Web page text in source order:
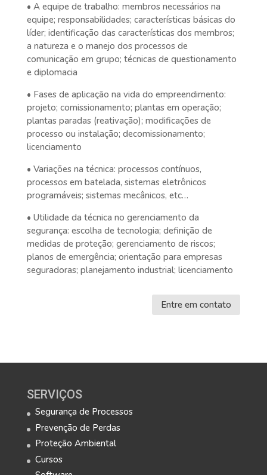
• A equipe de trabalho: membros necessários na
equipe; responsabilidades; características básicas do
líder; identificação das características dos membros;
a natureza e o manejo dos processos de
comunicação em grupo; técnicas de questionamento
e diplomacia
• Fases de aplicação na vida do empreendimento:
projeto; comissionamento; plantas em operação;
plantas paradas (reativação); modificações de
processo ou instalação; decomissionamento;
licenciamento
• Variações na técnica: processos contínuos,
processos em batelada, sistemas eletrônicos
programáveis; sistemas mecânicos, etc…
• Utilidade da técnica no gerenciamento da
segurança: escolha de tecnologia; definição de
medidas de proteção; gerenciamento de riscos;
planos de emergência; orientação para empresas
seguradoras; planejamento industrial; licenciamento
Entre em contato
SERVIÇOS
Segurança de Processos
Prevenção de Perdas
Proteção Ambiental
Cursos